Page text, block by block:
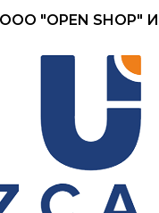
"OPEN SHOP"